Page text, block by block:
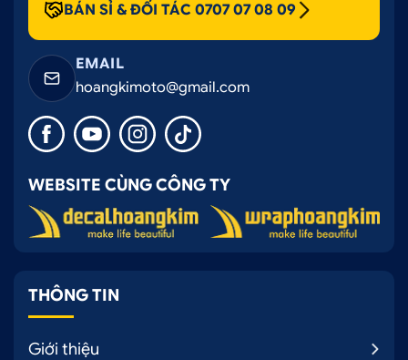
BÁN SỈ & ĐỐI TÁC 0707 07 08 09
EMAIL
hoangkimoto@gmail.com
WEBSITE CÙNG CÔNG TY
THÔNG TIN
Giới thiệu